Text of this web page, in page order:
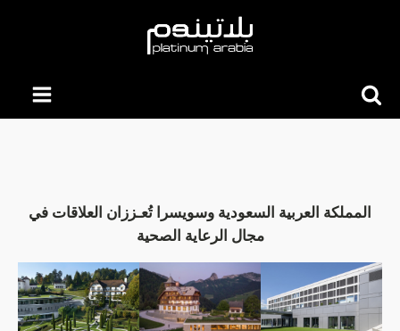
المملكة العربية السعودية وسويسرا تُعـززان العلاقات في
مجال الرعاية الصحية